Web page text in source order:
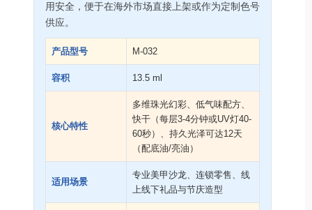
用安全，便于在海外市场直接上架或作为定制色号
供应。
产品型号 M-032
容积 13.5 ml
核心特性
多维珠光幻彩、低气味配方、
快干（每层3-4分钟或UV灯40-
60秒）、持久光泽可达12天
（配底油/亮油）
适用场景
专业美甲沙龙、连锁零售、线
上线下礼品与节庆造型